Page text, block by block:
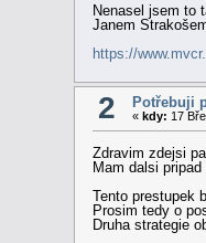
Nenasel jsem to
Janem
https://
2 Potřebuji
« kdy: 17
Zdravim zdejsi
Mam dalsi
Tento prestupek
Prosim tedy o
Druha strategie